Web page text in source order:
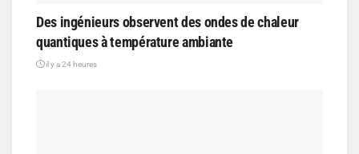
Des ingénieurs observent des ondes de chaleur
quantiques à température ambiante
il y a 24 heures